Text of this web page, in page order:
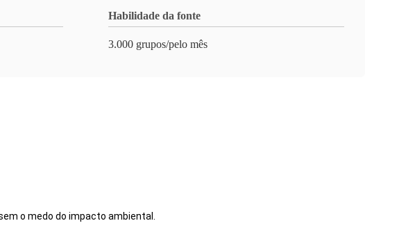
Habilidade da fonte
3.000 grupos/pelo mês
o medo do impacto ambiental.